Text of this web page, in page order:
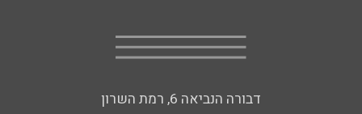
דבורה הנביאה 6, רמת השרון